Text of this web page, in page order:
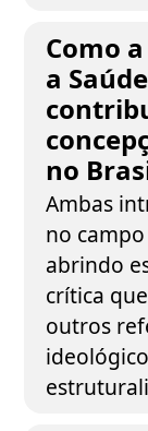
Como
a
no
Ambas
no
abrindo
crítica
outros